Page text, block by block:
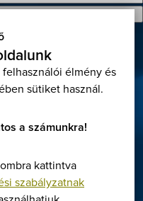
élmény és
sütiket használ.
a számunkra!
kattintva
szabályzatnak